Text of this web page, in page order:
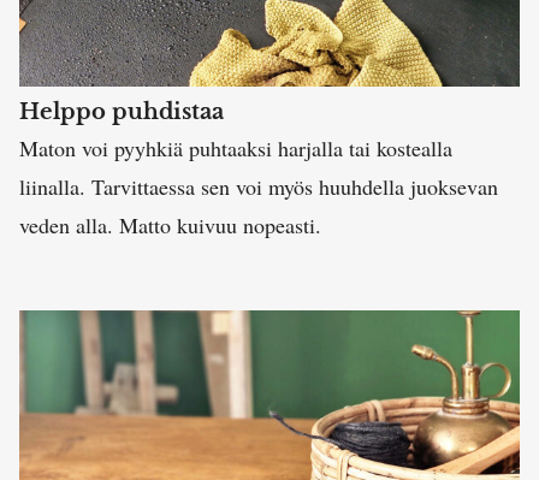
Helppo puhdistaa
Maton voi pyyhkiä puhtaaksi harjalla tai kostealla
liinalla. Tarvittaessa sen voi myös huuhdella juoksevan
veden alla. Matto kuivuu nopeasti.